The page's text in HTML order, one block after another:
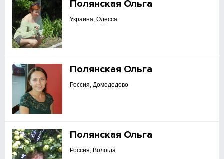
Полянская Ольга
Украина, Одесса
Полянская Ольга
Россия, Домодедово
Полянская Ольга
Россия, Вологда